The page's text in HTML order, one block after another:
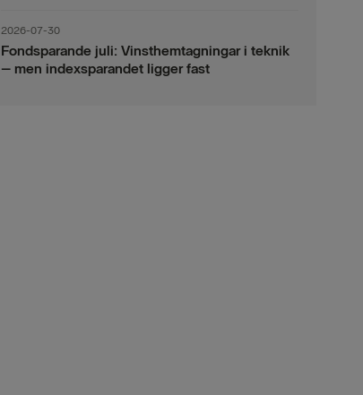
2026-07-30
Fondsparande juli: Vinsthemtagningar i teknik
– men indexsparandet ligger fast